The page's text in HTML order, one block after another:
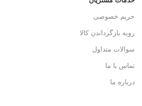
حریم خصوصی
رویه بازگرداندن کالا
سوالات متداول
تماس با ما
درباره ما